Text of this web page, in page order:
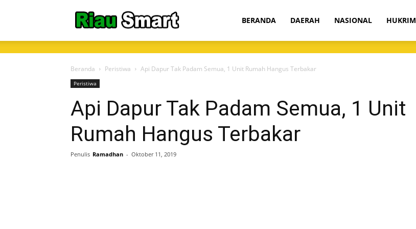
BERANDA DAERAH NASIONAL HUKRIM
Beranda Peristiwa Api Dapur Tak Padam Semua, 1 Unit Rumah Hangus Terbakar
Peristiwa
Api Dapur Tak Padam Semua, 1 Unit
Rumah Hangus Terbakar
Penulis Ramadhan - Oktober 11, 2019